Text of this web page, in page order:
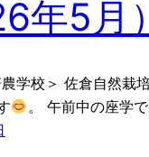
年5月）
農学校＞ 佐倉自然栽
。 午前中の座学